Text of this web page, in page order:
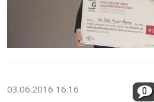
03.06.2016 16:16 0